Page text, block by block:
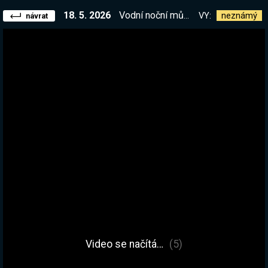
návrat 18. 5. 2026 Vodní noční můra s kamarády! <3 @jirkavysvetlujeveci @vercat94 @flowee_nehraje VY: neznámý
Video se načítá… (5)